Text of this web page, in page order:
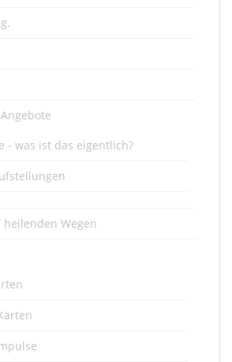
- was ist das eigentlich?
Wegen